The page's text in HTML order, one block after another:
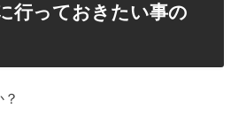
行っておきたい事の